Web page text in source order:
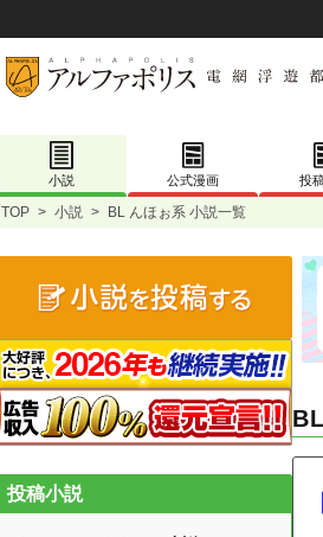
小説 公式漫画 投
TOP > 小説 > BL んほぉ系 小説一覧
投稿小説